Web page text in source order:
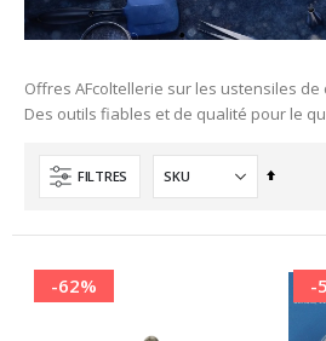
Offres AFcoltellerie sur les ustensiles de
Des outils fiables et de qualité pour le
FILTRES
Ordre
-62% -